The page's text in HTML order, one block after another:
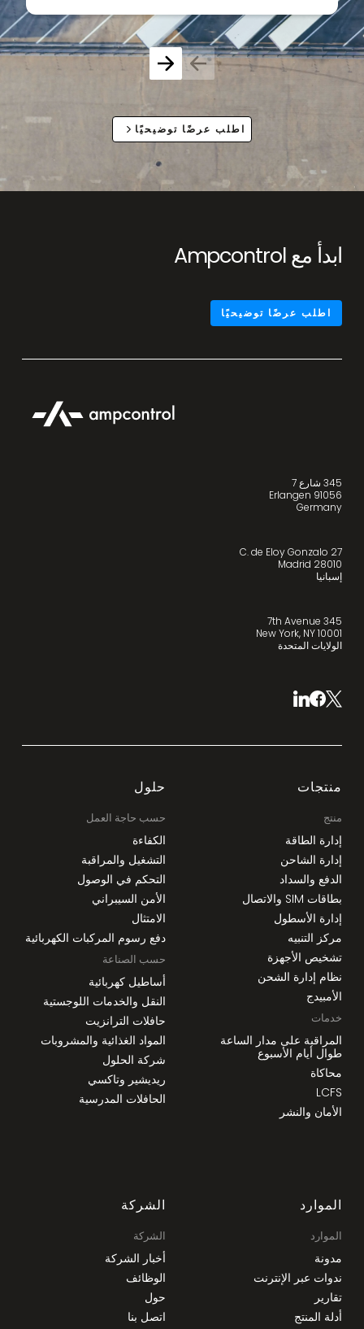
اطلب عرضًا توضيحيًا
ابدأ مع Ampcontrol
اطلب عرضًا توضيحيًا
345 شارع 7
91056 Erlangen
Germany
C. de Eloy Gonzalo 27
28010 Madrid
إسبانيا
345 7th Avenue
New York, NY 10001
الولايات المتحدة
منتجات
منتج
إدارة الطاقة
إدارة الشاحن
الدفع والسداد
بطاقات SIM والاتصال
إدارة الأسطول
مركز التنبيه
تشخيص الأجهزة
نظام إدارة الشحن
الأمبيدج
خدمات
المراقبة على مدار الساعة
طوال أيام الأسبوع
محاكاة
LCFS
الأمان والنشر
حلول
حسب حاجة العمل
الكفاءة
التشغيل والمراقبة
التحكم في الوصول
الأمن السيبراني
الامتثال
دفع رسوم المركبات الكهربائية
حسب الصناعة
أساطيل كهربائية
النقل والخدمات اللوجستية
حافلات الترانزيت
المواد الغذائية والمشروبات
شركة الحلول
ريديشير وتاكسي
الحافلات المدرسية
الموارد
الموارد
مدونة
ندوات عبر الإنترنت
تقارير
أدلة المنتج
الشركة
الشركة
أخبار الشركة
الوظائف
حول
اتصل بنا